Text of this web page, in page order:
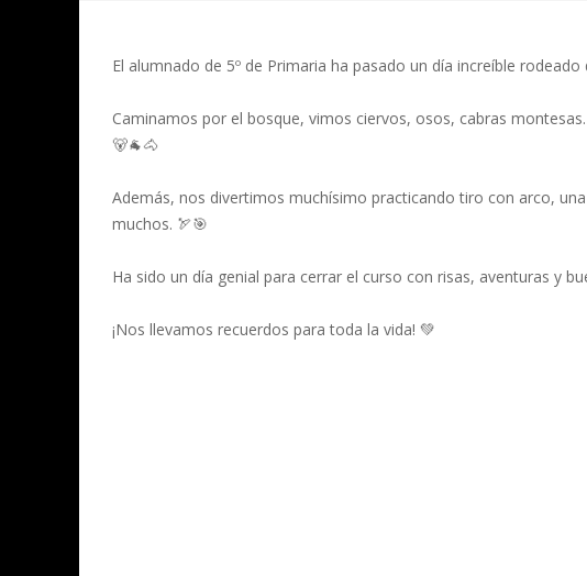
El alumnado de 5º de Primaria ha pasado un día increíble
Caminamos por el bosque, vimos ciervos, osos, cabras
🐻🐐🐴
Además, nos divertimos muchísimo practicando tiro con arco,
muchos. 🏹🎯
Ha sido un día genial para cerrar el curso con risas, aventuras y
¡Nos llevamos recuerdos para toda la vida! 💚